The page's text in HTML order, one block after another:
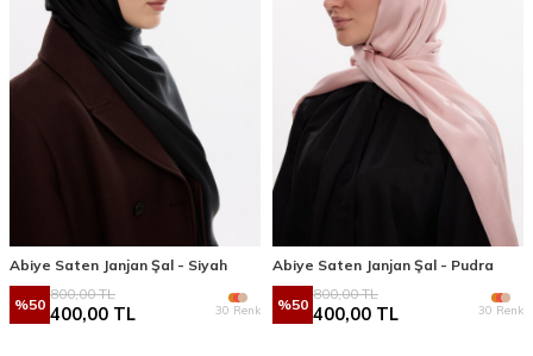
Abiye Saten Janjan Şal - Siyah
%50
800,00TL
400,00 TL 30 Renk
Abiye Saten Janjan Şal - Pudra
%50
800,00TL
400,00 TL 30 Renk